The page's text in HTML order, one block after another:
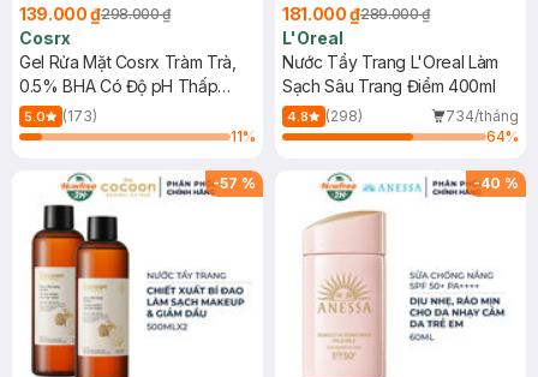
139.000 ₫298.000 ₫
Cosrx
Gel Rửa Mặt Cosrx Tràm Trà,
0.5% BHA Có Độ pH Thấp
150ml
5.0
(173)
11%
181.000 ₫289.000 ₫
L'Oreal
Nước Tẩy Trang L'Oreal Làm
Sạch Sâu Trang Điểm 400ml
4.8 (298)
734/tháng
64%
-57 % -40 %